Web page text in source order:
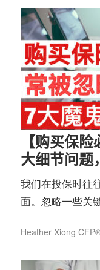
【购买保
大细节问题
我们在投保时往
面。忽略一些关
Heather Xiong